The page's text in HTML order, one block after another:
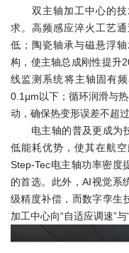
双主轴加工中心的技
求。高频感应淬火工艺
低；陶瓷轴承与磁悬浮
构，使主轴总成刚性提升
线监测系统将主轴固有
0.1μm以下；循环润滑与
动，确保热变形误差不超
电主轴的普及更成为技
低能耗优势，使其在航
Step-Tec电主轴功率密度
的首选。此外，AI视觉系
级精度补偿，而数字孪生
加工中心向“自适应调速”